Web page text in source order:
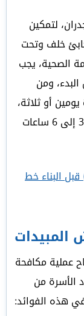
لتمكين
خلف وتحت
الصحية، يجب
البدء، ومن
أو ثلاثة،
أو على الأقل البقاء خارجه لمدة لا تقل عن 3 إلى 6 ساعات
البناء خط
المبيدات
عملية مكافحة
الأسرة من
هذه الفوائد: